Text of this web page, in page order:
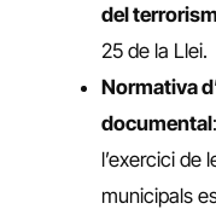
del
25 de la Llei.
Normativa
documental
l’exercici de
municipals